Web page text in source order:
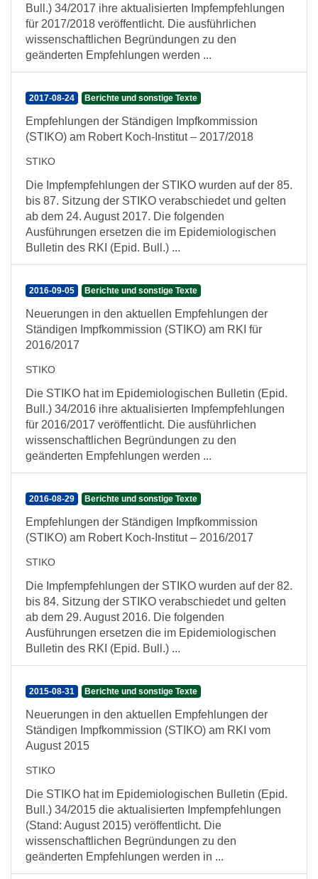
Bull.) 34/2017 ihre aktualisierten Impfempfehlungen
für 2017/2018 veröffentlicht. Die ausführlichen
wissenschaftlichen Begründungen zu den
geänderten Empfehlungen werden ...
2017-08-24 Berichte und sonstige Texte
Empfehlungen der Ständigen Impfkommission
(STIKO) am Robert Koch-Institut – 2017/2018
STIKO
Die Impfempfehlungen der STIKO wurden auf der 85.
bis 87. Sitzung der STIKO verabschiedet und gelten
ab dem 24. August 2017. Die folgenden
Ausführungen ersetzen die im Epidemiologischen
Bulletin des RKI (Epid. Bull.) ...
2016-09-05 Berichte und sonstige Texte
Neuerungen in den aktuellen Empfehlungen der
Ständigen Impfkommission (STIKO) am RKI für
2016/2017
STIKO
Die STIKO hat im Epidemiologischen Bulletin (Epid.
Bull.) 34/2016 ihre aktualisierten Impfempfehlungen
für 2016/2017 veröffentlicht. Die ausführlichen
wissenschaftlichen Begründungen zu den
geänderten Empfehlungen werden ...
2016-08-29 Berichte und sonstige Texte
Empfehlungen der Ständigen Impfkommission
(STIKO) am Robert Koch-Institut – 2016/2017
STIKO
Die Impfempfehlungen der STIKO wurden auf der 82.
bis 84. Sitzung der STIKO verabschiedet und gelten
ab dem 29. August 2016. Die folgenden
Ausführungen ersetzen die im Epidemiologischen
Bulletin des RKI (Epid. Bull.) ...
2015-08-31 Berichte und sonstige Texte
Neuerungen in den aktuellen Empfehlungen der
Ständigen Impfkommission (STIKO) am RKI vom
August 2015
STIKO
Die STIKO hat im Epidemiologischen Bulletin (Epid.
Bull.) 34/2015 die aktualisierten Impfempfehlungen
(Stand: August 2015) veröffentlicht. Die
wissenschaftlichen Begründungen zu den
geänderten Empfehlungen werden in ...